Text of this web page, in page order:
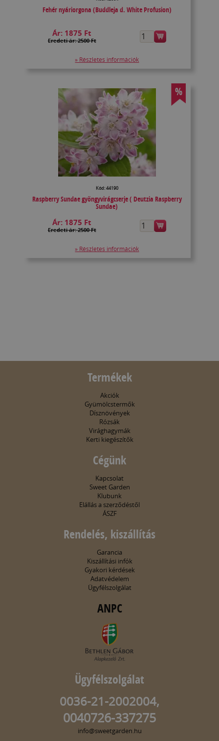
Fehér nyáriorgona (Buddleja d. White Profusion)
Ár: 1875 Ft
Eredeti ár: 2500 Ft
» Részletes információk
%
Kód: 44190
Raspberry Sundae gyöngyvirágcserje ( Deutzia Raspberry
Sundae)
Ár: 1875 Ft
Eredeti ár: 2500 Ft
» Részletes információk
Termékek
Akciók
Gyümölcstermők
Dísznövények
Rózsák
Virághagymák
Kerti kiegészítők
Cégünk
Kapcsolat
Sweet Garden
Klubunk
Elállás a szerződéstől
ÁSZF
Rendelés, kiszállítás
Garancia
Kiszállítási infók
Gyakori kérdések
Adatvédelem
Ügyfélszolgálat
ANPC
Ügyfélszolgálat
0036-21-2002004,
0040726-337275
info@sweetgarden.hu